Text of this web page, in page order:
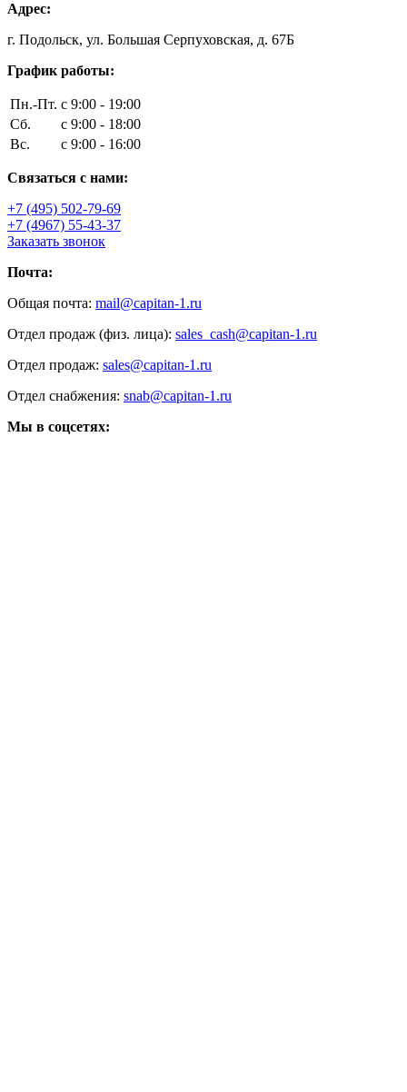
Адрес:
г. Подольск, ул. Большая Серпуховская, д. 67Б
График работы:
Пн.-Пт. с 9:00 - 19:00
Сб.
с 9:00 - 18:00
Вс.
с 9:00 - 16:00
Связаться с нами:
+7 (495) 502-79-69
+7 (4967) 55-43-37
Заказать звонок
Почта:
Общая почта: mail@capitan-1.ru
Отдел продаж (физ. лица): sales_cash@capitan-1.ru
Отдел продаж: sales@capitan-1.ru
Отдел снабжения: snab@capitan-1.ru
Мы в соцсетях: